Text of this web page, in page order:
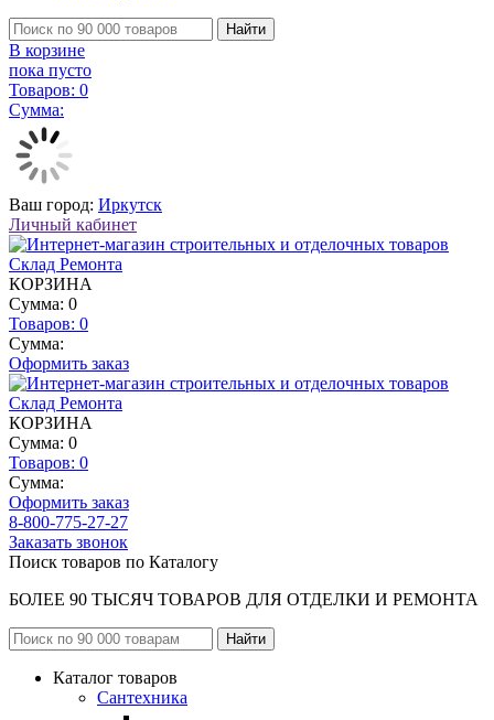
Найти
В корзине
пока пусто
Товаров: 0
Сумма:
Ваш город: Иркутск
Личный кабинет
КОРЗИНА
Сумма: 0
Товаров: 0
Сумма:
Оформить заказ
КОРЗИНА
Сумма: 0
Товаров: 0
Сумма:
Оформить заказ
8-800-775-27-27
Заказать звонок
Поиск товаров по Каталогу
БОЛЕЕ 90 ТЫСЯЧ ТОВАРОВ ДЛЯ ОТДЕЛКИ И РЕМОНТА
Каталог товаров
Сантехника